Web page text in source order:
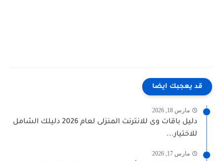
قد يعجبك ايضا
مارس 18, 2026
دليل باقات وى للانترنت المنزلى لعام 2026 دليلك الشامل
للاختيار...
مارس 17, 2026